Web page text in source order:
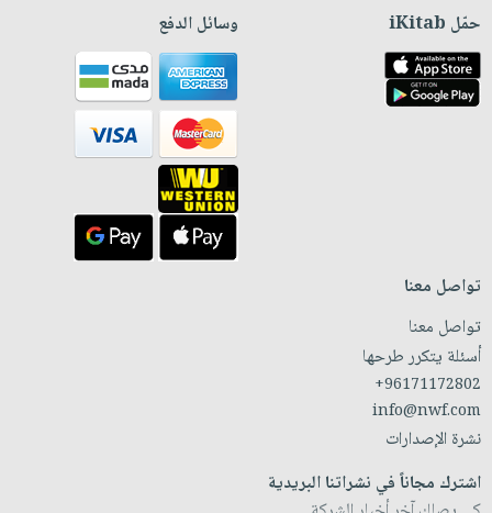
حمّل iKitab وسائل الدفع
تواصل معنا
تواصل معنا
أسئلة يتكرر طرحها
+96171172802
info@nwf.com
نشرة الإصدارات
اشترك مجاناً في نشراتنا البريدية